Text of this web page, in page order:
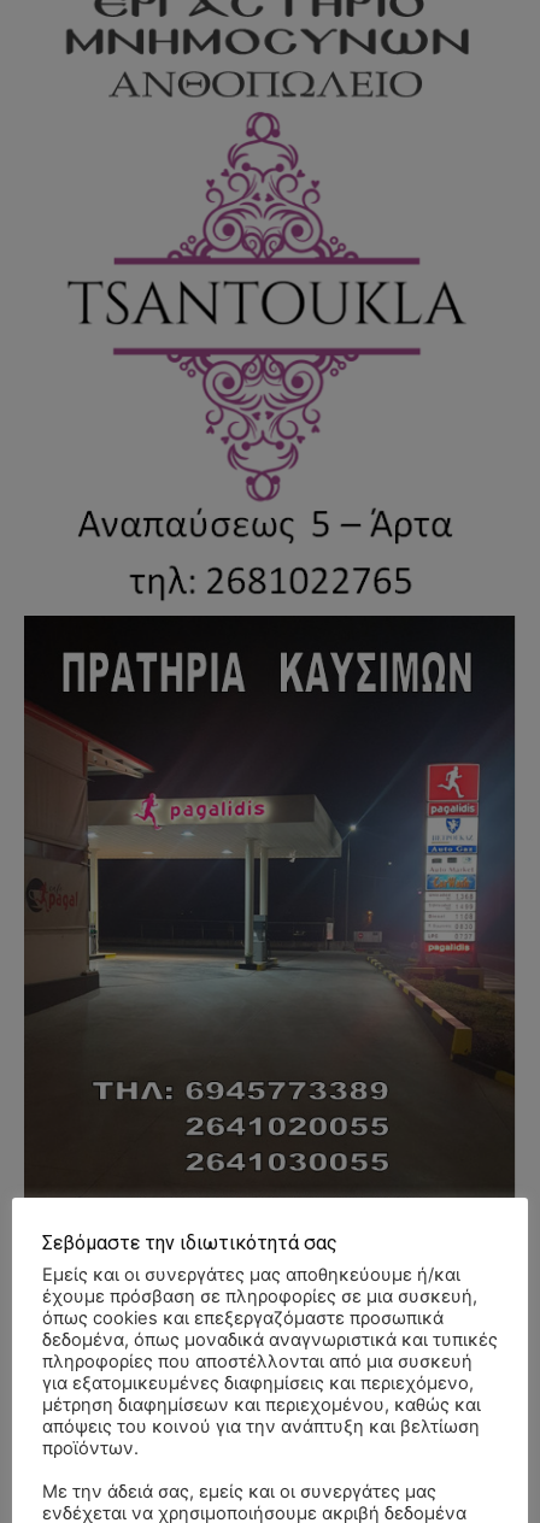
- Advertisment -
Σεβόμαστε την ιδιωτικότητά σας
Εμείς και οι συνεργάτες μας αποθηκεύουμε ή/και
έχουμε πρόσβαση σε πληροφορίες σε μια συσκευή,
όπως cookies και επεξεργαζόμαστε προσωπικά
δεδομένα, όπως μοναδικά αναγνωριστικά και τυπικές
πληροφορίες που αποστέλλονται από μια συσκευή
για εξατομικευμένες διαφημίσεις και περιεχόμενο,
μέτρηση διαφημίσεων και περιεχομένου, καθώς και
απόψεις του κοινού για την ανάπτυξη και βελτίωση
προϊόντων.
Με την άδειά σας, εμείς και οι συνεργάτες μας
ενδέχεται να χρησιμοποιήσουμε ακριβή δεδομένα